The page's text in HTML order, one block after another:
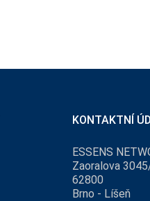
KONTAKTNÍ
ESSENS
Zaoralova
62800
Brno - Líšeň